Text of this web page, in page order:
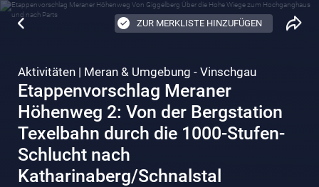
ZUR MERKLISTE HINZUFÜGEN
Aktivitäten | Meran & Umgebung - Vinschgau
Etappenvorschlag Meraner
Höhenweg 2: Von der Bergstation
Texelbahn durch die 1000-Stufen-
Schlucht nach
Katharinaberg/Schnalstal